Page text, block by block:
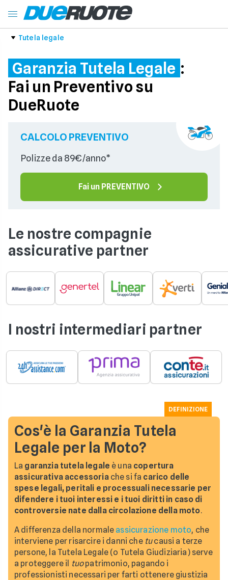
Tutela legale
Garanzia Tutela Legale :
Fai un Preventivo su
DueRuote
CALCOLO PREVENTIVO
Polizze da 89€/anno*
Fai un PREVENTIVO
Le nostre compagnie
assicurative partner
I nostri intermediari partner
Cos'è la Garanzia Tutela
Legale per la Moto?
La garanzia tutela legale è una copertura
assicurativa accessoriache si fa carico delle
spese legali, peritali e processuali necessarie per
difendere i tuoi interessi e i tuoi diritti in caso di
controversie nate dalla circolazione della moto.
A differenza della normale assicurazione moto, che
interviene per risarcire i danni che tucausi a terze
persone, la Tutela Legale (o Tutela Giudiziaria) serve
a proteggere il tuopatrimonio, pagando i
professionisti necessari per farti ottenere giustizia
DEFINIZIONE